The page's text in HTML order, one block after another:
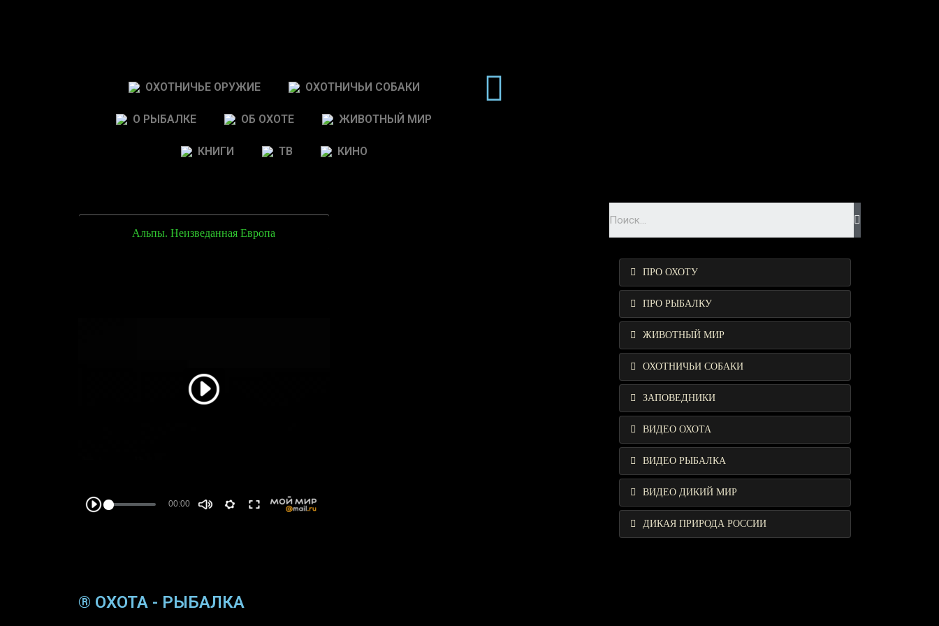
ОХОТНИЧЬЕ ОРУЖИЕ ОХОТНИЧЬИ СОБАКИ
О РЫБАЛКЕ ОБ ОХОТЕ ЖИВОТНЫЙ МИР
КНИГИ ТВ КИНО
Альпы. Неизведанная Европа
ПРО ОХОТУ
ПРО РЫБАЛКУ
ЖИВОТНЫЙ МИР
ОХОТНИЧЬИ СОБАКИ
ЗАПОВЕДНИКИ
ВИДЕО ОХОТА
ВИДЕО РЫБАЛКА
ВИДЕО ДИКИЙ МИР
ДИКАЯ ПРИРОДА РОССИИ
® ОХОТА - РЫБАЛКА